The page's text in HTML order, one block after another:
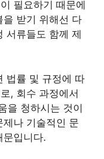
필요하기 때문에
을 받기 위해선 다
서류들도 함께 제
법률 및 규정에 따
, 회수 과정에서
을 청하시는 것이
나 기술적인 문
문입니다.